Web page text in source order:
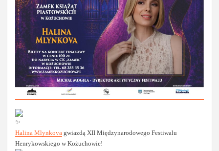
Halina Mlynkova gwiazdą XII Międzynarodowego Festiwalu
Henrykowskiego w Kożuchowie!